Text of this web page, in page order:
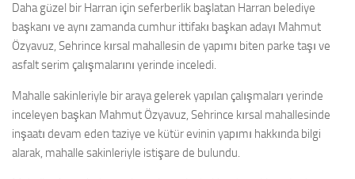
Daha güzel bir Harran için seferberlik başlatan Harran belediye
başkanı ve aynı zamanda cumhur ittifakı başkan adayı Mahmut
Özyavuz, Sehrince kırsal mahallesin de yapımı biten parke taşı ve
asfalt serim çalışmalarını yerinde inceledi.
Mahalle sakinleriyle bir araya gelerek yapılan çalışmaları yerinde
inceleyen başkan Mahmut Özyavuz, Sehrince kırsal mahallesinde
inşaatı devam eden taziye ve kütür evinin yapımı hakkında bilgi
alarak, mahalle sakinleriyle istişare de bulundu.